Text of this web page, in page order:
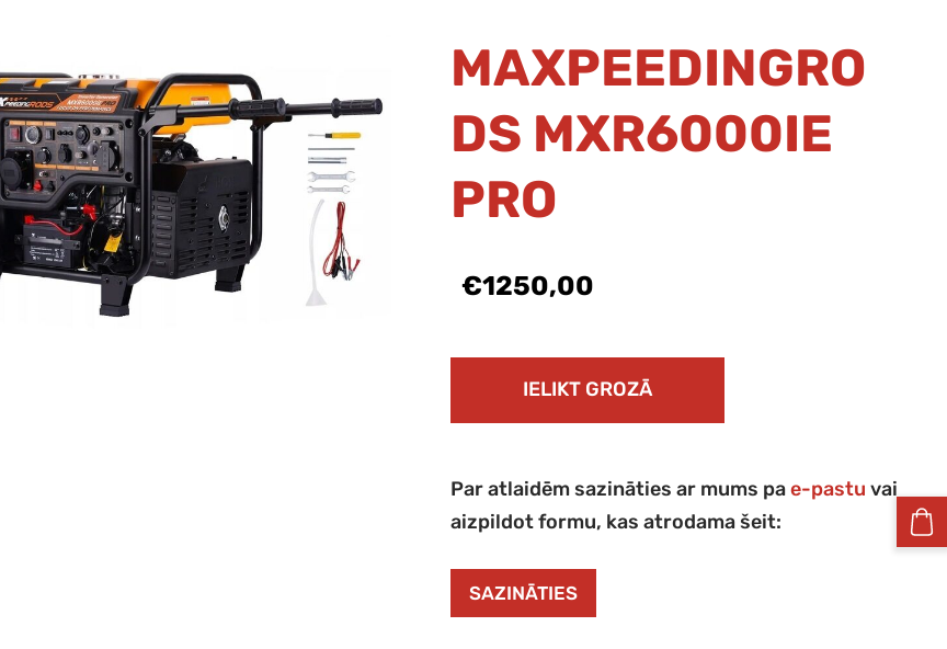
MAXPEEDINGRO
DS MXR6000IE
PRO
€1250,00
IELIKT GROZĀ
Par atlaidēm sazināties ar mums pae-pastu vai
aizpildot formu, kas atrodama šeit:
SAZINĀTIES